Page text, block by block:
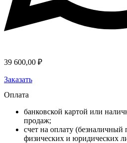
39 600,00 ₽
Заказать
Оплата
банковской картой или
продаж;
счет на оплату (безналичный
физических и юридических